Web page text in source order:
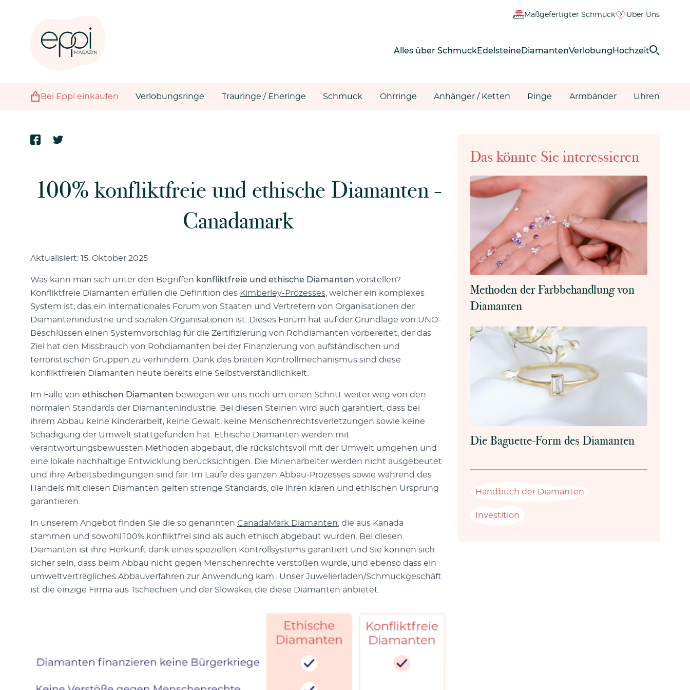
Maßgefertigter Schmuck Über Uns
Alles über SchmuckEdelsteine DiamantenVerlobung Hochzeit
Bei Eppi einkaufen Verlobungsringe Trauringe / Eheringe Schmuck Ohrringe Anhänger / Ketten Ringe Armbänder Uhren
100% konfliktfreie und ethische Diamanten -
Canadamark
Aktualisiert: 15. Oktober 2025
Was kann man sich unter den Begriffen konfliktfreie und ethische Diamanten vorstellen?
Konfliktfreie Diamanten erfüllen die Definition des Kimberley-Prozesses, welcher ein komplexes
System ist, das ein internationales Forum von Staaten und Vertretern von Organisationen der
Diamantenindustrie und sozialen Organisationen ist. Dieses Forum hat auf der Grundlage von UNO-
Beschlüssen einen Systemvorschlag für die Zertifizierung von Rohdiamanten vorbereitet, der das
Ziel hat den Missbrauch von Rohdiamanten bei der Finanzierung von aufständischen und
terroristischen Gruppen zu verhindern. Dank des breiten Kontrollmechanismus sind diese
konfliktfreien Diamanten heute bereits eine Selbstverständlichkeit.
Im Falle von ethischen Diamanten bewegen wir uns noch um einen Schritt weiter weg von den
normalen Standards der Diamantenindustrie. Bei diesen Steinen wird auch garantiert, dass bei
ihrem Abbau keine Kinderarbeit, keine Gewalt, keine Menschenrechtsverletzungen sowie keine
Schädigung der Umwelt stattgefunden hat. Ethische Diamanten werden mit
verantwortungsbewussten Methoden abgebaut, die rücksichtsvoll mit der Umwelt umgehen und
eine lokale nachhaltige Entwicklung berücksichtigen. Die Minenarbeiter werden nicht ausgebeutet
und ihre Arbeitsbedingungen sind fair. Im Laufe des ganzen Abbau-Prozesses sowie während des
Handels mit diesen Diamanten gelten strenge Standards, die ihren klaren und ethischen Ursprung
garantieren.
In unserem Angebot finden Sie die so genannten CanadaMark Diamanten, die aus Kanada
stammen und sowohl 100% konfliktfrei sind als auch ethisch abgebaut wurden. Bei diesen
Diamanten ist ihre Herkunft dank eines speziellen Kontrollsystems garantiert und Sie können sich
sicher sein, dass beim Abbau nicht gegen Menschenrechte verstoßen wurde, und ebenso dass ein
umweltverträgliches Abbauverfahren zur Anwendung kam.. Unser Juwelierladen/Schmuckgeschäft
ist die einzige Firma aus Tschechien und der Slowakei, die diese Diamanten anbietet.
Das könnte Sie interessieren
Methoden der Farbbehandlung von
Diamanten
Die Baguette-Form des Diamanten
Handbuch der Diamanten
Investition